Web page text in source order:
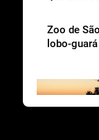
Zoo de
lobo-guará